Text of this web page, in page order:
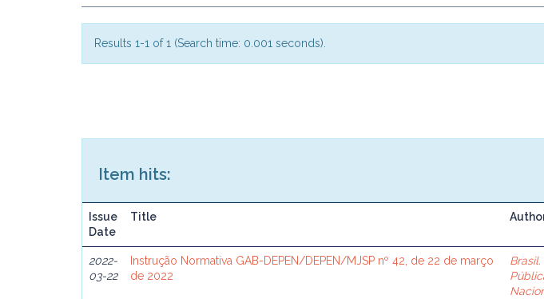
Results 1-1 of 1 (Search time: 0.001 seconds).
Item hits:
Issue
Date
Title
2022-
03-22
Instrução Normativa GAB-DEPEN/DEPEN/MJSP nº 42, de 22 de março
de 2022